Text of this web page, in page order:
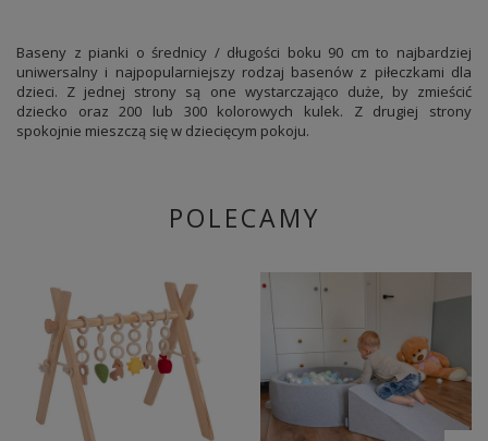
Baseny z pianki o średnicy / długości boku 90 cm to najbardziej
uniwersalny i najpopularniejszy rodzaj basenów z piłeczkami dla
dzieci. Z jednej strony są one wystarczająco duże, by zmieścić
dziecko oraz 200 lub 300 kolorowych kulek. Z drugiej strony
spokojnie mieszczą się w dziecięcym pokoju.
POLECAMY